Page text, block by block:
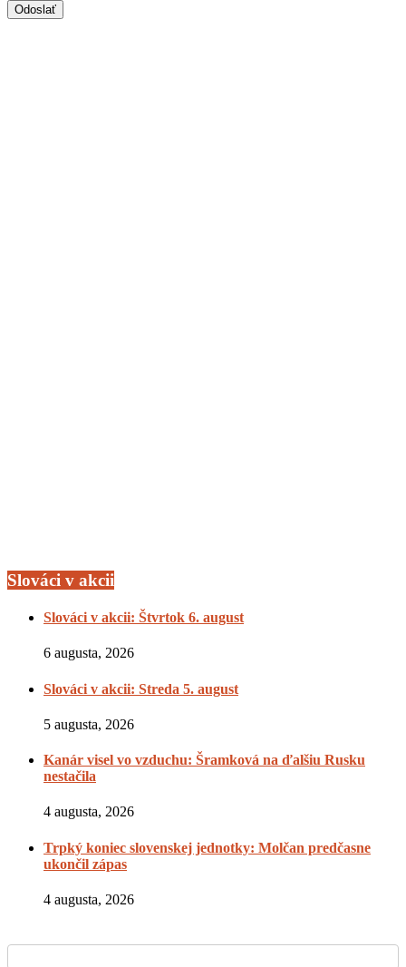
Slováci v akcii
Slováci v akcii: Štvrtok 6. august
6 augusta, 2026
Slováci v akcii: Streda 5. august
5 augusta, 2026
Kanár visel vo vzduchu: Šramková na ďalšiu Rusku
nestačila
4 augusta, 2026
Trpký koniec slovenskej jednotky: Molčan predčasne
ukončil zápas
4 augusta, 2026